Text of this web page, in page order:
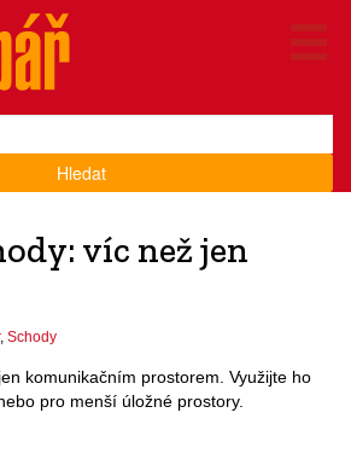
Hledat
víc než jen
, Schody
komunikačním prostorem. Využijte ho
pro menší úložné prostory.